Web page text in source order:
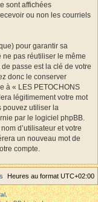
sont affichées
ou non les courriels
pour garantir sa
pas réutiliser le même
passe est la clé de votre
donc le conserver
à « LES PETOCHONS
légitimement votre mot
pouvez utiliser la
par le logiciel phpBB.
d’utilisateur et votre
un nouveau mot de
compte.
Heures au format UTC+02:00
,